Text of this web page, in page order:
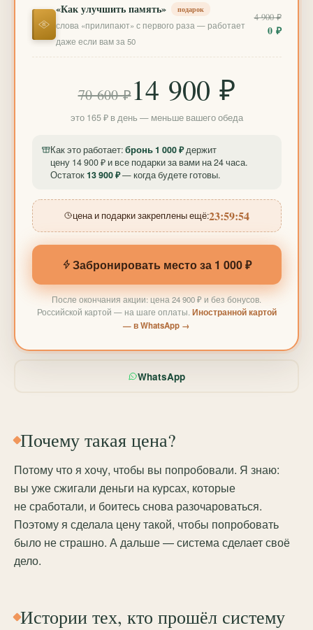
«Как улучшить память» подарок
слова «прилипают» с первого раза — работает
даже если вам за 50
4 900 ₽
0 ₽
70 600 ₽14 900 ₽
это 165 ₽ в день — меньше вашего обеда
Как это работает:бронь 1 000 ₽держит
цену 14 900 ₽ и все подарки за вами на 24 часа.
Остаток13 900 ₽— когда будете готовы.
цена и подарки закреплены ещё:23:59:51
Забронировать место за 1 000 ₽
После окончания акции: цена 24 900 ₽ и без бонусов.
Российской картой — на шаге оплаты. Иностранной картой
— в WhatsApp →
WhatsApp
Почему такая цена?
Потому что я хочу, чтобы вы попробовали. Я знаю:
вы уже сжигали деньги на курсах, которые
не сработали, и боитесь снова разочароваться.
Поэтому я сделала цену такой, чтобы попробовать
было не страшно. А дальше — система сделает своё
дело.
Истории тех, кто прошёл систему